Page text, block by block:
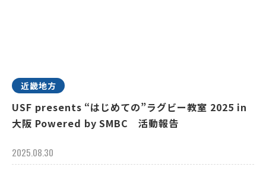
近畿地方
USF presents “はじめての”ラグビー教室 2025 in
大阪 Powered by SMBC 活動報告
2025.08.30